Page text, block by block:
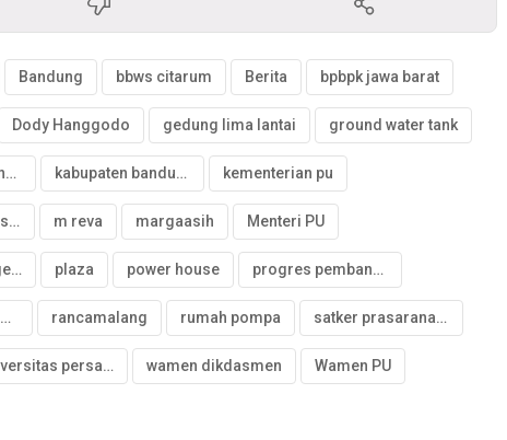
Bandung bbws citarum Berita bpbpk jawa barat
Dody Hanggodo gedung lima lantai ground water tank
infrastruktur pendidikan kabupaten bandung kementerian pu
ketua umum persis m reva margaasih Menteri PU
pembangunan gedung plaza power house progres pembangunan
pt waskita beton precast rancamalang rumah pompa satker prasarana strategis
universitas persatuan islam wamen dikdasmen Wamen PU